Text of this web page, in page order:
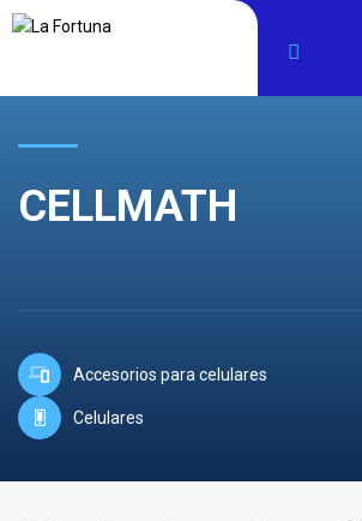
CELLMATH
Accesorios para celulares
Celulares